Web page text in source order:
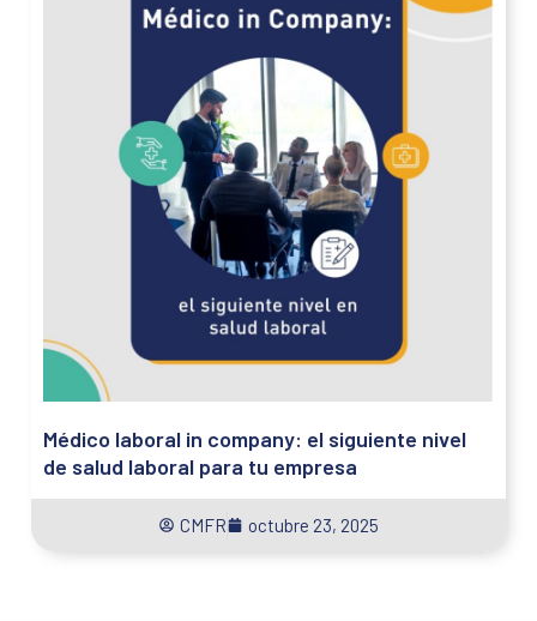
Médico laboral in company: el siguiente nivel
de salud laboral para tu empresa
CMFR octubre 23, 2025